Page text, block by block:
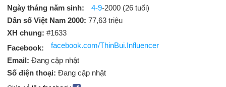
Ngày tháng năm sinh:
4-9-2000 (26 tuổi)
Dân số Việt Nam 2000: 77,63 triệu
XH chung: #1633
Facebook:
facebook.com/ThinBui.Influencer
Email: Đang cập nhật
Số điện thoại: Đang cập nhật